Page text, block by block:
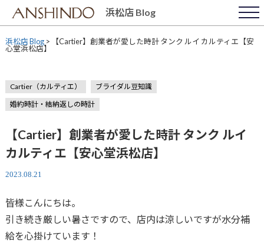
content
浜松店 Blog
浜松店 Blog> 【Cartier】創業者が愛した時計 タンク ルイ カルティエ【安
心堂浜松店】
Cartier（カルティエ）
ブライダル豆知識
婚約時計・結納返しの時計
【Cartier】創業者が愛した時計 タンク ルイ
カルティエ【安心堂浜松店】
2023.08.21
皆様こんにちは。
引き続き厳しい暑さですので、店内は涼しいですが水分補
給を心掛けています！